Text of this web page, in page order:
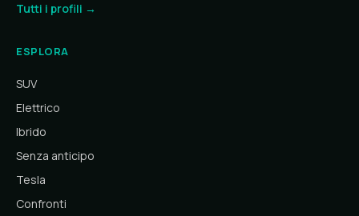
Tutti i profili →
ESPLORA
SUV
Elettrico
Ibrido
Senza anticipo
Tesla
Confronti